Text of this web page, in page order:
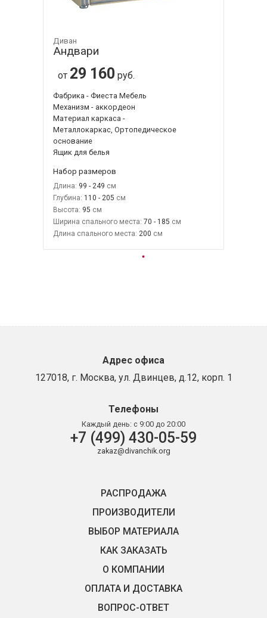
Диван
Андвари
от 29 160 руб.
Фабрика - Фиеста Мебель
Механизм - аккордеон
Материал каркаса -
Металлокаркас, Ортопедическое
основание
Ящик для белья
Набор размеров
Длина: 99 - 249
Глубина: 110 - 205
Высота: 95
Ширина спального места: 70 - 185
Длина спального места: 200
Адрес офиса
127018, г. Москва, ул. Двинцев, д.12, корп. 1
Телефоны
Каждый день: с 9:00 до 20:00
+7 (499) 430-05-59
zakaz@divanchik.org
РАСПРОДАЖА
ПРОИЗВОДИТЕЛИ
ВЫБОР МАТЕРИАЛА
КАК ЗАКАЗАТЬ
О КОМПАНИИ
ОПЛАТА И ДОСТАВКА
ВОПРОС-ОТВЕТ